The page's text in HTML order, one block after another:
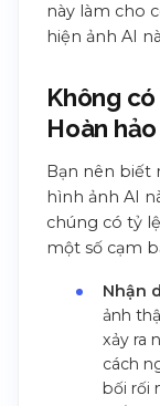
này làm cho
hiện ảnh AI
Không
Hoàn hảo
Bạn nên biết
hình ảnh AI
chúng có tỷ
một số cạm
Nhận
ảnh
xảy ra
cách
bối rối